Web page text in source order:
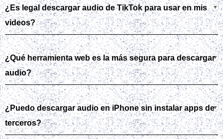
¿Es legal descargar audio de TikTok para usar en mis
videos?
¿Qué herramienta web es la más segura para descargar
audio?
¿Puedo descargar audio en iPhone sin instalar apps de
terceros?